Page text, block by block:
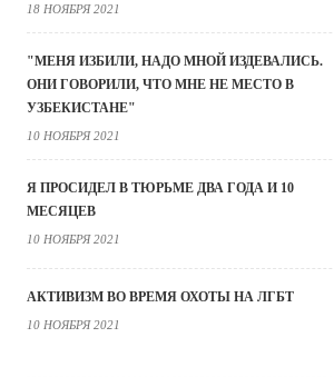
18 НОЯБРЯ 2021
"МЕНЯ ИЗБИЛИ, НАДО МНОЙ ИЗДЕВАЛИСЬ.
ОНИ ГОВОРИЛИ, ЧТО МНЕ НЕ МЕСТО В
УЗБЕКИСТАНЕ"
10 НОЯБРЯ 2021
Я ПРОСИДЕЛ В ТЮРЬМЕ ДВА ГОДА И 10
МЕСЯЦЕВ
10 НОЯБРЯ 2021
АКТИВИЗМ ВО ВРЕМЯ ОХОТЫ НА ЛГБТ
10 НОЯБРЯ 2021